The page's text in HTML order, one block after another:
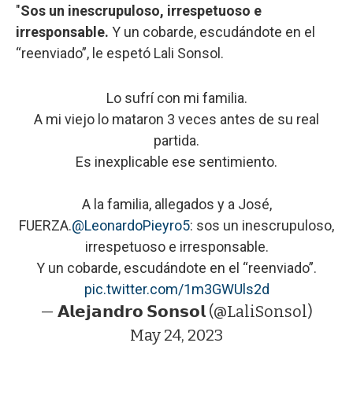
"Sos un inescrupuloso, irrespetuoso e
irresponsable. Y un cobarde, escudándote en el
“reenviado”, le espetó Lali Sonsol.
Lo sufrí con mi familia.
A mi viejo lo mataron 3 veces antes de su real
partida.
Es inexplicable ese sentimiento.
A la familia, allegados y a José,
FUERZA.@LeonardoPieyro5: sos un inescrupuloso,
irrespetuoso e irresponsable.
Y un cobarde, escudándote en el “reenviado”.
pic.twitter.com/1m3GWUls2d
— 𝗔𝗹𝗲𝗷𝗮𝗻𝗱𝗿𝗼 𝗦𝗼𝗻𝘀𝗼𝗹 (@LaliSonsol)
May 24, 2023